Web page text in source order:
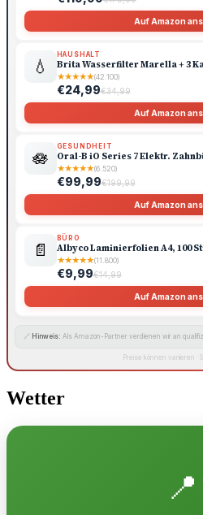
Auf Amazon
💧
HAUSHALT
Brita Wasserfilter Marella + 3
★★★★★(42.100)
€24,99€34,99
Auf Amazon
🪷
GESUNDHEIT
Oral-B iO Series 7 Elektr.
★★★★★(6.520)
€99,99€199,99
Auf Amazon
📄
BÜRO
Albyco Laminierfolien A4, 100
★★★★★(11.800)
€9,99€14,99
Auf Amazon
🔗 Hinweis: Als Amazon-Partner verdienen wir an
Preise können variieren ·
Wetter
📍